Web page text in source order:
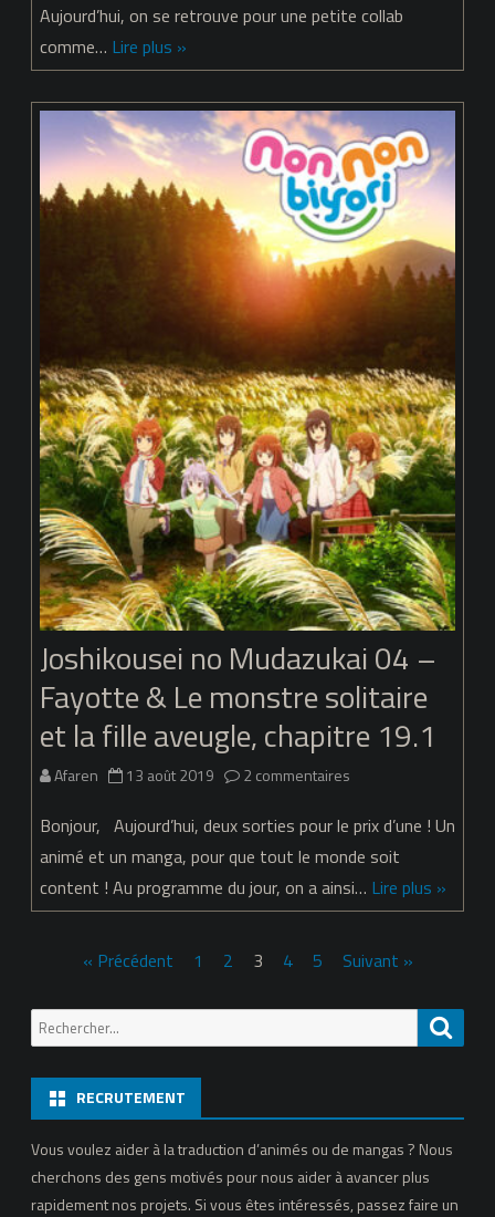
Biyori
Épisode
01
Aujourd’hui, on se retrouve pour une petite collab
comme… Lire plus »
Joshikousei no Mudazukai 04 –
Fayotte & Le monstre solitaire
et la fille aveugle, chapitre 19.1
Afaren 13 août 2019 2 commentaires
no
Mudazukai
–
Fayotte
&
monstre
solitaire
et
Bonjour, Aujourd’hui, deux sorties pour le prix d’une ! Un
animé et un manga, pour que tout le monde soit
content ! Au programme du jour, on a ainsi… Lire plus »
Pagination
publications
« Précédent 1 2 3 4 5 Suivant »
Recherche
pour:
RECRUTEMENT
Vous voulez aider à la traduction d’animés ou de mangas ? Nous
cherchons des gens motivés pour nous aider à avancer plus
rapidement nos projets. Si vous êtes intéressés, passez faire un